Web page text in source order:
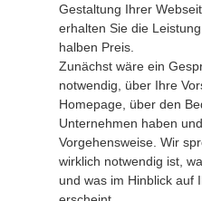
Gestaltung Ihrer
erhalten Sie die
halben Preis.
Zunächst wäre ein
notwendig, über Ihre
Homepage, über den
Unternehmen haben
Vorgehensweise. Wir
wirklich notwendig ist,
und was im Hinblick auf